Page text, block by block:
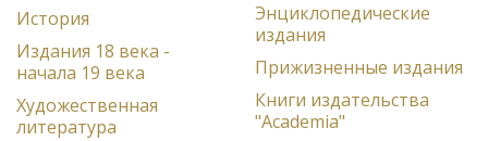
История
Издания 18 века -
начала 19 века
Художественная
литература
Энциклопедические
издания
Прижизненные издания
Книги издательства
"Academia"